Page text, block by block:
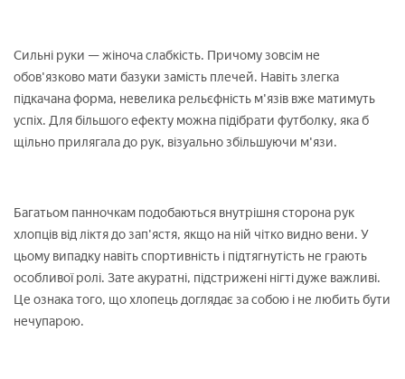
Сильні руки — жіноча слабкість. Причому зовсім не
обов'язково мати базуки замість плечей. Навіть злегка
підкачана форма, невелика рельєфність м'язів вже матимуть
успіх. Для більшого ефекту можна підібрати футболку, яка б
щільно прилягала до рук, візуально збільшуючи м'язи.
Багатьом панночкам подобаються внутрішня сторона рук
хлопців від ліктя до зап'ястя, якщо на ній чітко видно вени. У
цьому випадку навіть спортивність і підтягнутість не грають
особливої ролі. Зате акуратні, підстрижені нігті дуже важливі.
Це ознака того, що хлопець доглядає за собою і не любить бути
нечупарою.